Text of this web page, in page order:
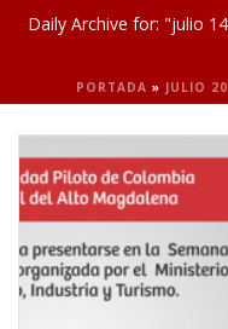
Daily Archive for: "julio
PORTADA » JULIO